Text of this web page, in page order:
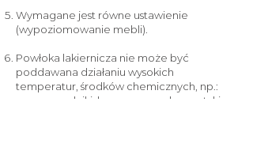
Wymagane jest równe ustawienie
(wypoziomowanie mebli).
Powłoka lakiernicza nie może być
poddawana działaniu wysokich
temperatur, środków chemicznych, np.:
rozpuszczalniki, benzyna oraz kosmetyki o